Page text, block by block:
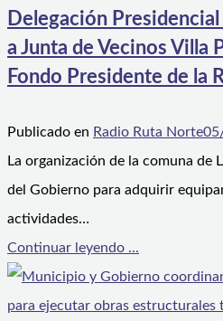
Delegación
a Junta de Vecinos Villa
Fondo Presidente de la
Publicado en Radio Ruta Norte
La organización de la comuna de
del Gobierno para adquirir
actividades…
Continuar leyendo ...